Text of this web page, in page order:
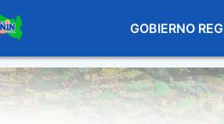
GOBIERNO